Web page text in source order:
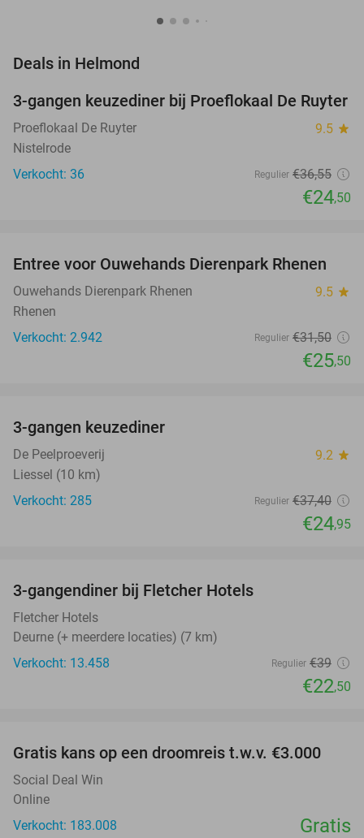
Deals in Helmond
33%
NEW
TODAY
3-gangen keuzediner bij Proeflokaal De Ruyter
Proeflokaal De Ruyter 9.5 star
Nistelrode
Verkocht: 36
Regulier €36,55
€24,50
19%
TODAY
Entree voor Ouwehands Dierenpark Rhenen
Ouwehands Dierenpark Rhenen 9.5 star
Rhenen
Verkocht: 2.942
Regulier €31,50
€25,50
3-gangen keuzediner
De Peelproeverij 9.2 star
Liessel (10 km)
Verkocht: 285
Regulier €37,40
€24,95
3-gangendiner bij Fletcher Hotels
Fletcher Hotels
Deurne (+ meerdere locaties) (7 km)
Verkocht: 13.458
Regulier €39
€22,50
Gratis kans op een droomreis t.w.v. €3.000
Social Deal Win
Online
Verkocht: 183.008
Gratis